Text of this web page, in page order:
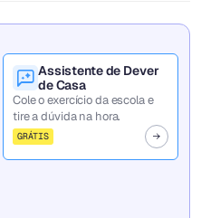
Assistente de Dever
de Casa
Cole o exercício da escola e
tire a dúvida na hora.
GRÁTIS